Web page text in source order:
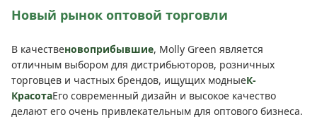
Новый рынок оптовой торговли
В качественовоприбывшие, Molly Green является
отличным выбором для дистрибьюторов, розничных
торговцев и частных брендов, ищущих модныеК-
КрасотаЕго современный дизайн и высокое качество
делают его очень привлекательным для оптового бизнеса.